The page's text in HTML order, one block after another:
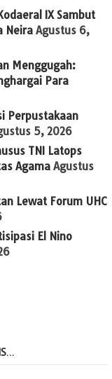
IX Sambut
Neira Agustus 6,
Menggugah:
Para
Perpustakaan
5, 2026
TNI Latops
Agama Agustus
Lewat Forum UHC
El Nino